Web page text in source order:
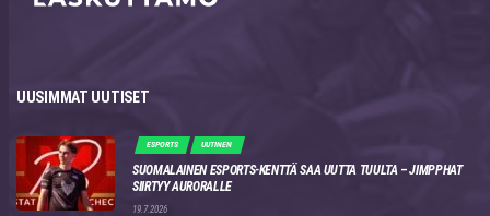
UUSIMMAT UUTISET
ESPORTS UUTINEN
SUOMALAINEN ESPORTS-KENTTÄ SAA UUTTA TUULTA – JIMPPHAT
SIIRTYY AURORALLE
19.7.2026